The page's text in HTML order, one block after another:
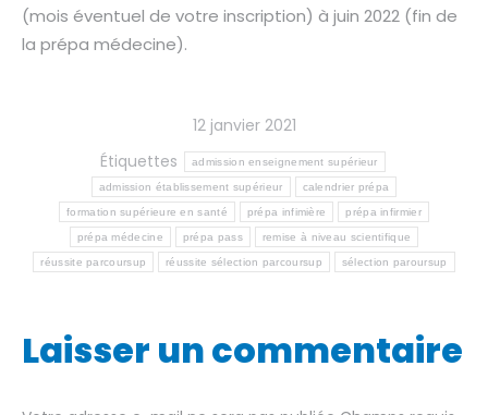
(mois éventuel de votre inscription) à juin 2022 (fin de
la prépa médecine).
12 janvier 2021
Étiquettes
admission enseignement supérieur
admission établissement supérieur calendrier prépa
formation supérieure en santé prépa infimière prépa infirmier
prépa médecine prépa pass remise à niveau scientifique
réussite parcoursup réussite sélection parcoursup sélection paroursup
Laisser un commentaire